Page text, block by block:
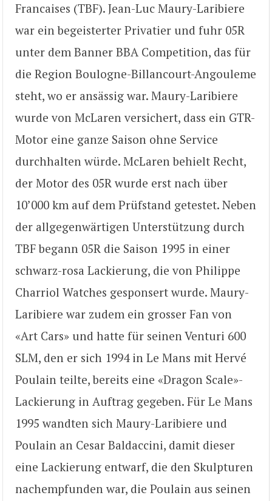
Francaises (TBF). Jean-Luc Maury-Laribiere
war ein begeisterter Privatier und fuhr 05R
unter dem Banner BBA Competition, das für
die Region Boulogne-Billancourt-Angouleme
steht, wo er ansässig war. Maury-Laribiere
wurde von McLaren versichert, dass ein GTR-
Motor eine ganze Saison ohne Service
durchhalten würde. McLaren behielt Recht,
der Motor des 05R wurde erst nach über
10’000 km auf dem Prüfstand getestet. Neben
der allgegenwärtigen Unterstützung durch
TBF begann 05R die Saison 1995 in einer
schwarz-rosa Lackierung, die von Philippe
Charriol Watches gesponsert wurde. Maury-
Laribiere war zudem ein grosser Fan von
«Art Cars» und hatte für seinen Venturi 600
SLM, den er sich 1994 in Le Mans mit Hervé
Poulain teilte, bereits eine «Dragon Scale»-
Lackierung in Auftrag gegeben. Für Le Mans
1995 wandten sich Maury-Laribiere und
Poulain an Cesar Baldaccini, damit dieser
eine Lackierung entwarf, die den Skulpturen
nachempfunden war, die Poulain aus seinen